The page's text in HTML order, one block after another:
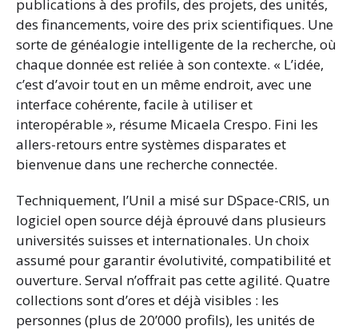
publications à des profils, des projets, des unités,
des financements, voire des prix scientifiques. Une
sorte de généalogie intelligente de la recherche, où
chaque donnée est reliée à son contexte. « L’idée,
c’est d’avoir tout en un même endroit, avec une
interface cohérente, facile à utiliser et
interopérable », résume Micaela Crespo. Fini les
allers-retours entre systèmes disparates et
bienvenue dans une recherche connectée.
Techniquement, l’Unil a misé sur DSpace-CRIS, un
logiciel open source déjà éprouvé dans plusieurs
universités suisses et internationales. Un choix
assumé pour garantir évolutivité, compatibilité et
ouverture. Serval n’offrait pas cette agilité. Quatre
collections sont d’ores et déjà visibles : les
personnes (plus de 20’000 profils), les unités de